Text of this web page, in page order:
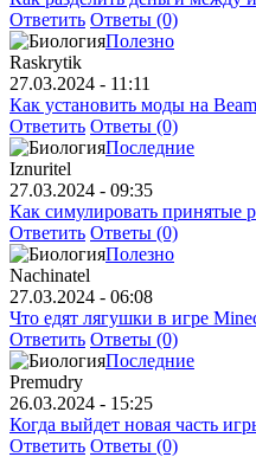
Ответить Ответы (0)
Полезно
Raskrytik
27.03.2024 - 11:11
Как установить моды на
Ответить Ответы (0)
Последние
Iznuritel
27.03.2024 - 09:35
Как симулировать принятые
Ответить Ответы (0)
Полезно
Nachinatel
27.03.2024 - 06:08
Что едят лягушки в игре
Ответить Ответы (0)
Последние
Premudry
26.03.2024 - 15:25
Когда выйдет новая часть
Ответить Ответы (0)